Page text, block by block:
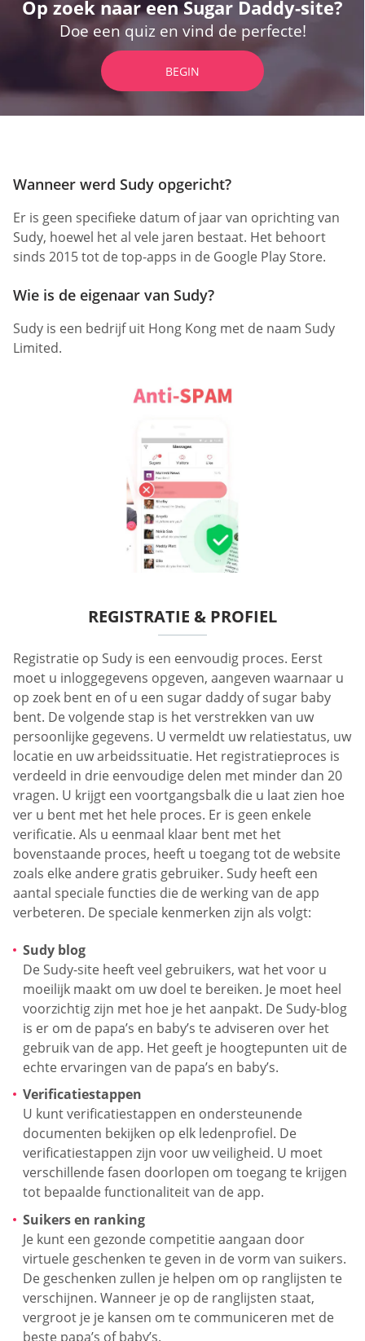
Op zoek naar een Sugar Daddy-site?
Doe een quiz en vind de perfecte!
BEGIN
Wanneer werd Sudy opgericht?
Er is geen specifieke datum of jaar van oprichting van
Sudy, hoewel het al vele jaren bestaat. Het behoort
sinds 2015 tot de top-apps in de Google Play Store.
Wie is de eigenaar van Sudy?
Sudy is een bedrijf uit Hong Kong met de naam Sudy
Limited.
REGISTRATIE & PROFIEL
Registratie op Sudy is een eenvoudig proces. Eerst
moet u inloggegevens opgeven, aangeven waarnaar u
op zoek bent en of u een sugar daddy of sugar baby
bent. De volgende stap is het verstrekken van uw
persoonlijke gegevens. U vermeldt uw relatiestatus, uw
locatie en uw arbeidssituatie. Het registratieproces is
verdeeld in drie eenvoudige delen met minder dan 20
vragen. U krijgt een voortgangsbalk die u laat zien hoe
ver u bent met het hele proces. Er is geen enkele
verificatie. Als u eenmaal klaar bent met het
bovenstaande proces, heeft u toegang tot de website
zoals elke andere gratis gebruiker. Sudy heeft een
aantal speciale functies die de werking van de app
verbeteren. De speciale kenmerken zijn als volgt:
Sudy blog
De Sudy-site heeft veel gebruikers, wat het voor u
moeilijk maakt om uw doel te bereiken. Je moet heel
voorzichtig zijn met hoe je het aanpakt. De Sudy-blog
is er om de papa’s en baby’s te adviseren over het
gebruik van de app. Het geeft je hoogtepunten uit de
echte ervaringen van de papa’s en baby’s.
Verificatiestappen
U kunt verificatiestappen en ondersteunende
documenten bekijken op elk ledenprofiel. De
verificatiestappen zijn voor uw veiligheid. U moet
verschillende fasen doorlopen om toegang te krijgen
tot bepaalde functionaliteit van de app.
Suikers en ranking
Je kunt een gezonde competitie aangaan door
virtuele geschenken te geven in de vorm van suikers.
De geschenken zullen je helpen om op ranglijsten te
verschijnen. Wanneer je op de ranglijsten staat,
vergroot je je kansen om te communiceren met de
beste papa’s of baby’s.